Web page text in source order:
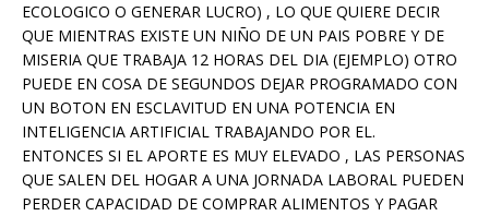
ECOLOGICO O GENERAR LUCRO) , LO QUE QUIERE DECIR
QUE MIENTRAS EXISTE UN NIÑO DE UN PAIS POBRE Y DE
MISERIA QUE TRABAJA 12 HORAS DEL DIA (EJEMPLO) OTRO
PUEDE EN COSA DE SEGUNDOS DEJAR PROGRAMADO CON
UN BOTON EN ESCLAVITUD EN UNA POTENCIA EN
INTELIGENCIA ARTIFICIAL TRABAJANDO POR EL.
ENTONCES SI EL APORTE ES MUY ELEVADO , LAS PERSONAS
QUE SALEN DEL HOGAR A UNA JORNADA LABORAL PUEDEN
PERDER CAPACIDAD DE COMPRAR ALIMENTOS Y PAGAR